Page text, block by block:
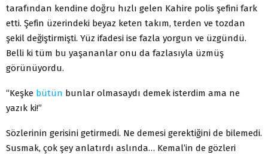
tarafından kendine doğru hızlı gelen Kahire polis şefini fark
etti. Şefin üzerindeki beyaz keten takım, terden ve tozdan
şekil değiştirmişti. Yüz ifadesi ise fazla yorgun ve üzgündü.
Belli ki tüm bu yaşananlar onu da fazlasıyla üzmüş
görünüyordu.
“Keşke bütün bunlar olmasaydı demek isterdim ama ne
yazık ki!”
Sözlerinin gerisini getirmedi. Ne demesi gerektiğini de bilemedi.
Susmak, çok şey anlatırdı aslında… Kemal’in de gözleri